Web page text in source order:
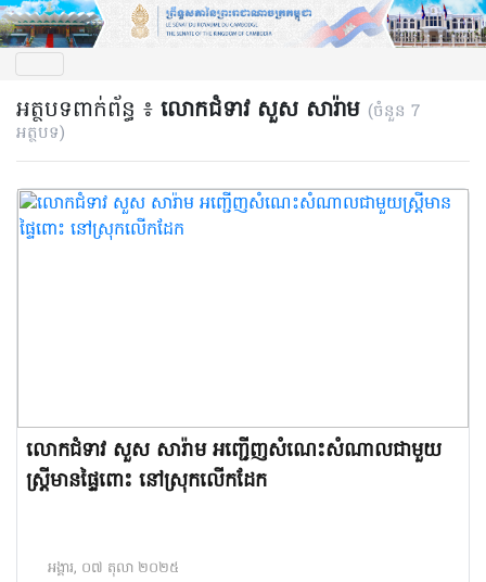
អត្ថបទពាក់ព័ន្ធ ៖ លោកជំទាវ សួស សារ៉ាម (ចំនួន 7
អត្ថបទ)
លោកជំទាវ សួស សារ៉ាម អញ្ជើញសំណេះសំណាលជាមួយ
ស្ត្រីមានផ្ទៃពោះ នៅស្រុកលើកដែក
អង្គារ, ០៧ តុលា ២០២៥